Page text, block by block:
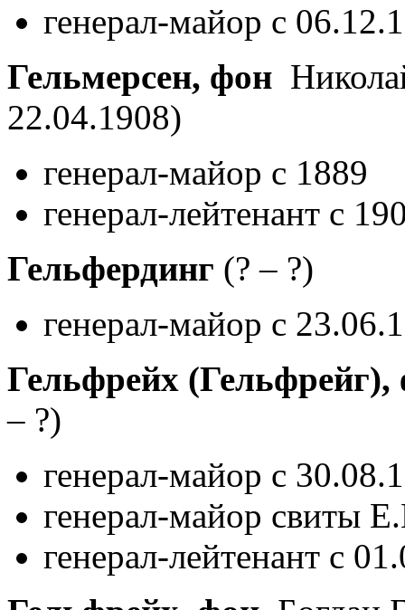
генерал-майор с
Гельмерсен, фон
22.04.1908)
генерал-майор с 1889
генерал-лейтенант с
Гельфердинг (? – ?)
генерал-майор с
Гельфрейх (Гельфрейг),
– ?)
генерал-майор с
генерал-майор свиты
генерал-лейтенант с